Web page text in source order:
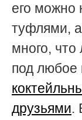
его можно
туфлями, а
много, что
под любое
друзьями.